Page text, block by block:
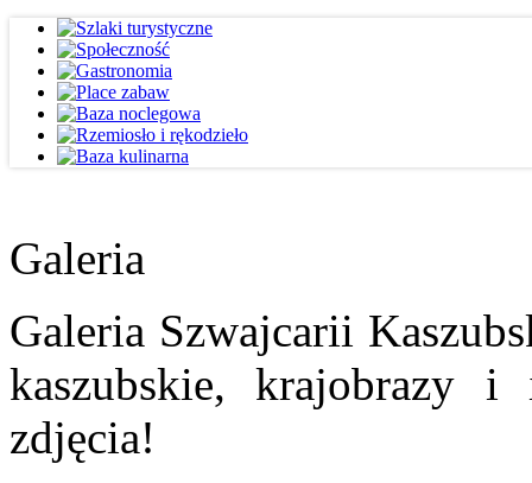
Galeria
Galeria Szwajcarii
kaszubskie, krajobrazy
zdjęcia!